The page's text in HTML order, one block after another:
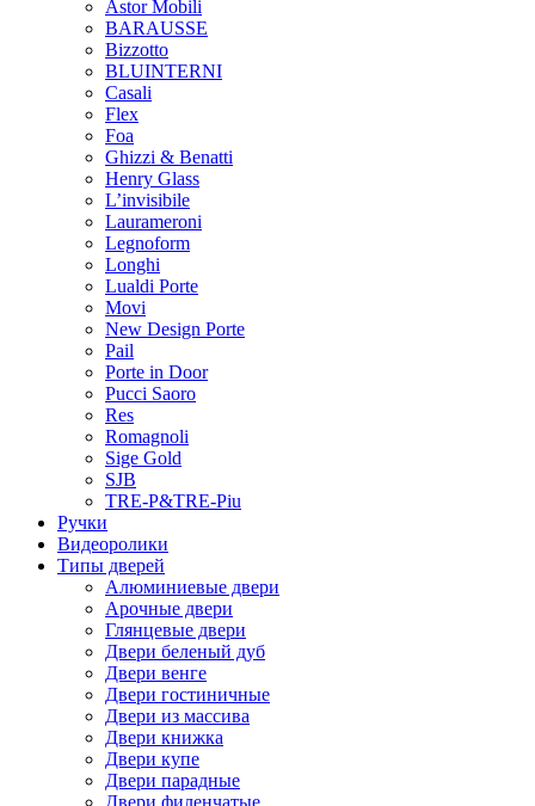
Astor Mobili
BARAUSSE
Bizzotto
BLUINTERNI
Casali
Flex
Foa
Ghizzi & Benatti
Henry Glass
L’invisibile
Laurameroni
Legnoform
Longhi
Lualdi Porte
Movi
New Design Porte
Pail
Porte in Door
Pucci Saoro
Res
Romagnoli
Sige Gold
SJB
TRE-P&TRE-Piu
Ручки
Видеоролики
Типы дверей
Алюминиевые двери
Арочные двери
Глянцевые двери
Двери беленый дуб
Двери венге
Двери гостиничные
Двери из массива
Двери книжка
Двери купе
Двери парадные
Двери филенчатые